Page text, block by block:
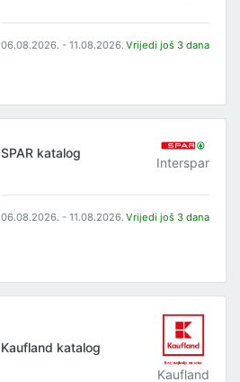
06.08.2026. - 11.08.2026. Vrijedi još 3 dana
SPAR katalog
Interspar
06.08.2026. - 11.08.2026. Vrijedi još 3 dana
Kaufland katalog
Kaufland